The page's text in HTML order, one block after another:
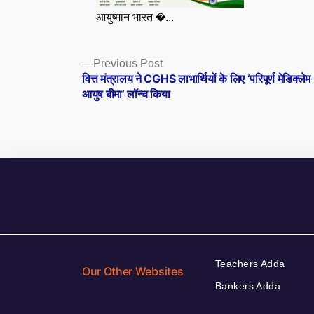
आयुष्मान भारत �...
Posts
navigation
Previous PostPrevious
post:
वित्त मंत्रालय ने CGHS लाभार्थियों के लिए ‘परिपूर्ण मेडिक्लेम
आयुष बीमा’ लॉन्च किया
Our Other Websites
Teachers Adda
Bankers Adda